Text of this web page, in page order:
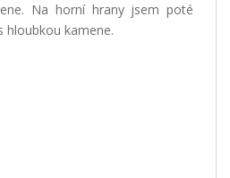
Na horní hrany jsem poté
hloubkou kamene.